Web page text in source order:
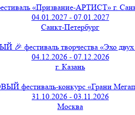
«Призвание-АРТИСТ» г.
04.01.2027 - 07.01.2027
Санкт-Петербург
творчества «Эхо двух
04.12.2026 - 07.12.2026
г. Казань
фестиваль-конкурс «Грани
31.10.2026 - 03.11.2026
Москва